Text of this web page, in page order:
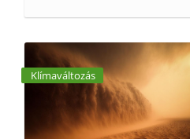
Klímaváltozás